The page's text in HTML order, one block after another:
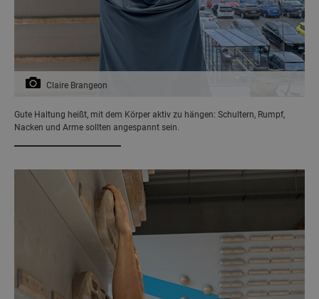
Claire Brangeon
Gute Haltung heißt, mit dem Körper aktiv zu hängen: Schultern, Rumpf,
Nacken und Arme sollten angespannt sein.